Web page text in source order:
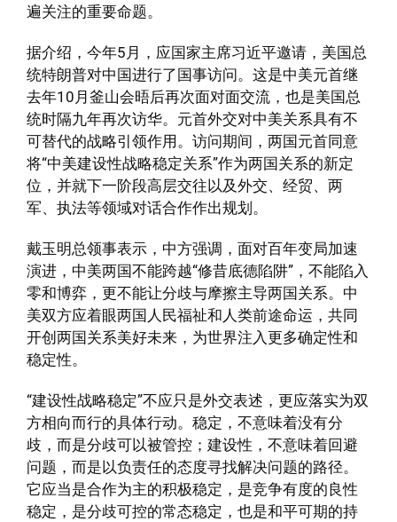
遍关注的重要命题。
据介绍，今年5月，应国家主席习近平邀请，美国总
统特朗普对中国进行了国事访问。这是中美元首继
去年10月釜山会晤后再次面对面交流，也是美国总
统时隔九年再次访华。元首外交对中美关系具有不
可替代的战略引领作用。访问期间，两国元首同意
将“中美建设性战略稳定关系”作为两国关系的新定
位，并就下一阶段高层交往以及外交、经贸、两
军、执法等领域对话合作作出规划。
戴玉明总领事表示，中方强调，面对百年变局加速
演进，中美两国不能跨越“修昔底德陷阱”，不能陷入
零和博弈，更不能让分歧与摩擦主导两国关系。中
美双方应着眼两国人民福祉和人类前途命运，共同
开创两国关系美好未来，为世界注入更多确定性和
稳定性。
“建设性战略稳定”不应只是外交表述，更应落实为双
方相向而行的具体行动。稳定，不意味着没有分
歧，而是分歧可以被管控；建设性，不意味着回避
问题，而是以负责任的态度寻找解决问题的路径。
它应当是合作为主的积极稳定，是竞争有度的良性
稳定，是分歧可控的常态稳定，也是和平可期的持